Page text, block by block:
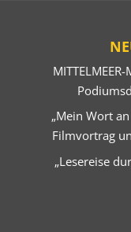
„Mein Wort
Filmvortrag
„Lesereise